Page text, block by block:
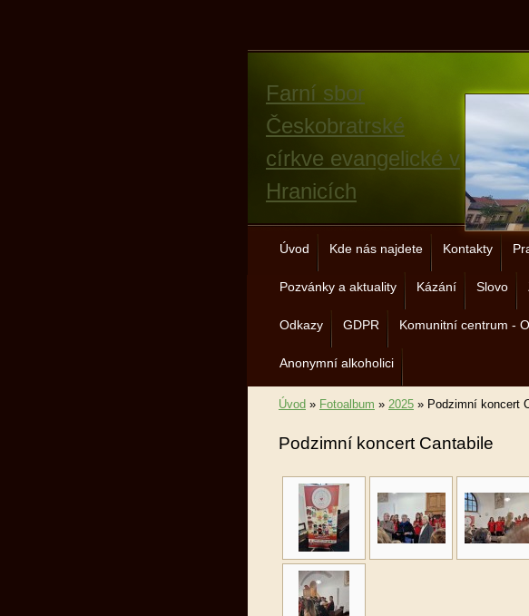
Farní sbor
Českobratrské
církve evangelické v
Hranicích
Úvod Kde nás najdete Kontakty
Pozvánky a aktuality Kázání Slovo
Odkazy GDPR Komunitní centrum -
Anonymní alkoholici
Úvod » Fotoalbum » 2025 » Podzimní koncert
Podzimní koncert Cantabile